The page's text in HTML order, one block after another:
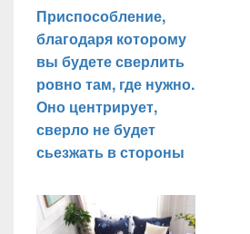
Приспособление,
благодаря которому
вы будете сверлить
ровно там, где нужно.
Оно центрирует,
сверло не будет
сьезжать в стороны